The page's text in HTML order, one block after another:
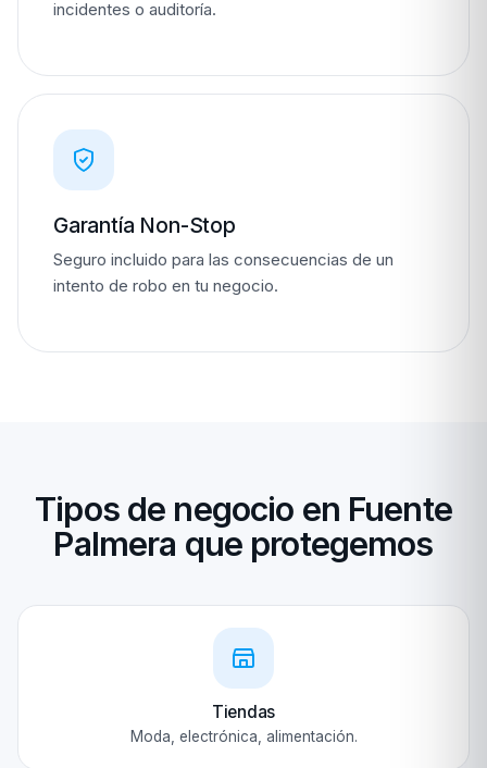
incidentes o auditoría.
Garantía Non-Stop
Seguro incluido para las consecuencias de un
intento de robo en tu negocio.
Tipos de negocio en Fuente
Palmera que protegemos
Tiendas
Moda, electrónica, alimentación.